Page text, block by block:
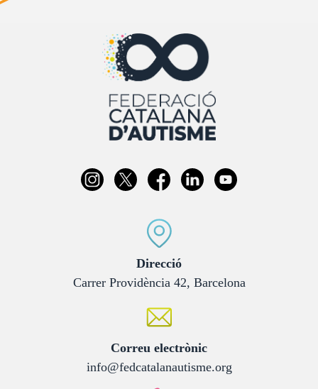
Direcció:
Carrer Providència 42, Barcelona
Correu electrònic:
info@fedcatalanautisme.org